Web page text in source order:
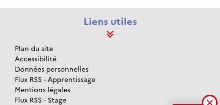
Liens utiles
Plan du site
Accessibilité
Données personnelles
Flux RSS - Apprentissage
Mentions légales
Flux RSS - Stage